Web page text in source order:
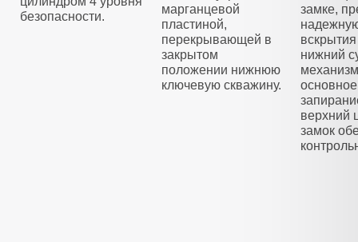
безопасности.
марганцевой
пластиной,
перекрывающей в
закрытом
положении нижнюю
ключевую скважину.
замке,
нижний
верхний
замок